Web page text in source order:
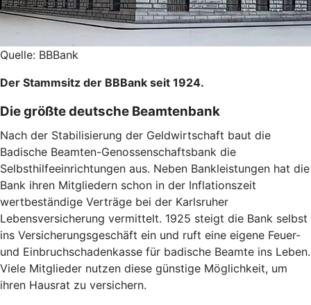
Quelle: BBBank
Der Stammsitz der BBBank seit 1924.
Die größte deutsche Beamtenbank
Nach der Stabilisierung der Geldwirtschaft baut die
Badische Beamten-Genossenschaftsbank die
Selbsthilfeeinrichtungen aus. Neben Bankleistungen hat die
Bank ihren Mitgliedern schon in der Inflationszeit
wertbeständige Verträge bei der Karlsruher
Lebensversicherung vermittelt. 1925 steigt die Bank selbst
ins Versicherungsgeschäft ein und ruft eine eigene Feuer-
und Einbruchschadenkasse für badische Beamte ins Leben.
Viele Mitglieder nutzen diese günstige Möglichkeit, um
ihren Hausrat zu versichern.